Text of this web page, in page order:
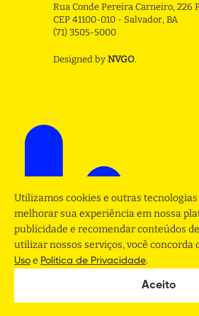
Rua Conde Pereira Carneiro, 226
CEP 41100-010 - Salvador, BA
(71) 3505-5000
Designed by NVGO.
Utilizamos cookies e outras
melhorar sua experiência em nossa
publicidade e recomendar conteúdos
utilizar nossos serviços, você concorda
Uso e Politica de Privacidade.
Aceito